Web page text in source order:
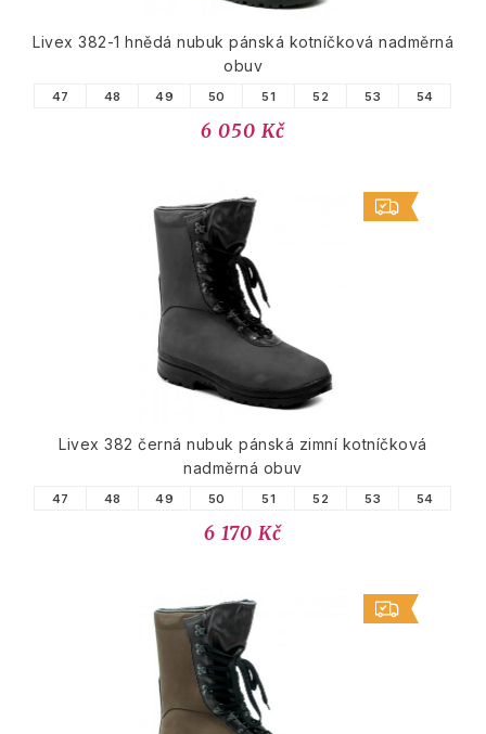
Livex 382-1 hnědá nubuk pánská kotníčková nadměrná
obuv
47 48 49 50 51 52 53 54
6 050 Kč
Livex 382 černá nubuk pánská zimní kotníčková
nadměrná obuv
47 48 49 50 51 52 53 54
6 170 Kč